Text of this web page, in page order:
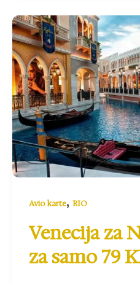
Avio karte, RIO
Venecija za
za samo 79